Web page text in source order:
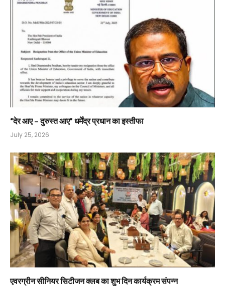
“देर आए – दुरुस्त आए” धर्मेंद्र प्रधान का इस्तीफा
July 25, 2026
एवरग्रीन सीनियर सिटीजन क्लब का शुभ दिन कार्यक्रम संपन्न